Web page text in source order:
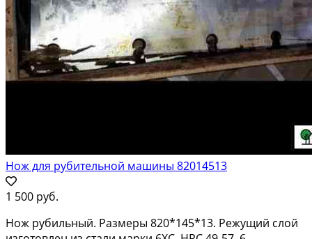
Нож для рубительной машины 82014513
1 500 руб.
Нoж рубильный. Paзмeры 820*145*13. Peжущий слой